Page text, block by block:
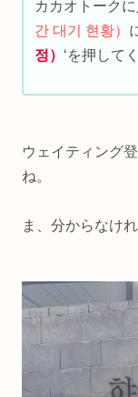
カカオトーク
간 대기 현황）
정） ‘を押して
ウェイティング
ね。
ま、分からなけ